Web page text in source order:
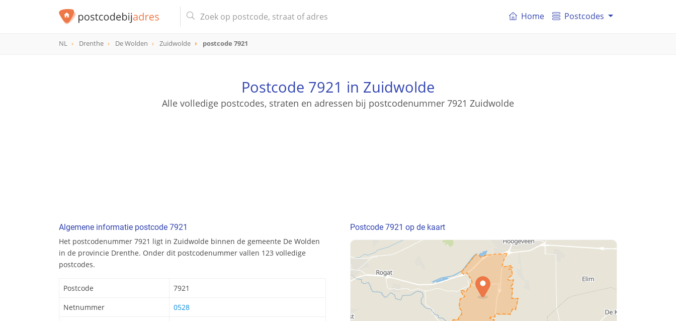
Home Postcodes
NL Drenthe De Wolden Zuidwolde postcode 7921
Postcode 7921 in Zuidwolde
Alle volledige postcodes, straten en adressen bij postcodenummer 7921 Zuidwolde
Algemene informatie postcode 7921
Het postcodenummer 7921 ligt in Zuidwolde binnen de gemeente De Wolden
in de provincie Drenthe. Onder dit postcodenummer vallen 123 volledige
postcodes.
Postcode
7921
Netnummer
0528
Postcode 7921 op de kaart